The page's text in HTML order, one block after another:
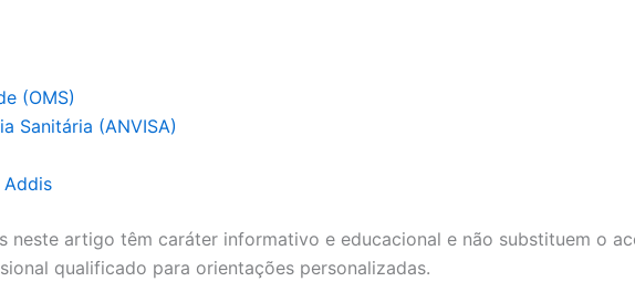
(OMS)
Sanitária (ANVISA)
Addis
neste artigo têm caráter informativo e educacional e não substituem o
qualificado para orientações personalizadas.